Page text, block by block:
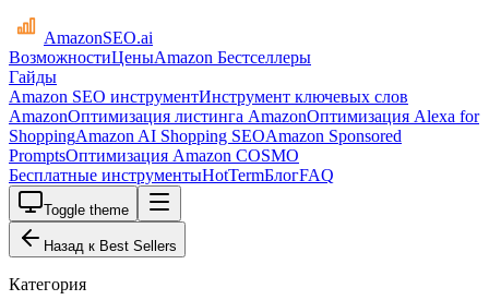
AmazonSEO.ai
ВозможностиЦеныAmazon Бестселлеры
Гайды
Amazon SEO инструментИнструмент ключевых слов
AmazonОптимизация листинга AmazonОптимизация Alexa for
ShoppingAmazon AI Shopping SEOAmazon Sponsored
PromptsОптимизация Amazon COSMO
Бесплатные инструментыHotTermБлогFAQ
Toggle theme
Назад к Best Sellers
Категория